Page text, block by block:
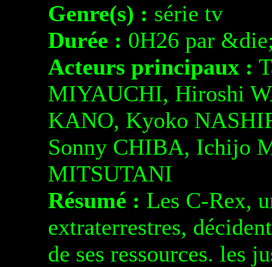
Genre(s) : série tv
Durée : 0H26 par
Acteurs principaux :
MIYAUCHI, Hiroshi
KANO, Kyoko
Sonny CHIBA, Ichijo
MITSUTANI
Résumé : Les C-Rex,
extraterrestres,
de ses ressources. les